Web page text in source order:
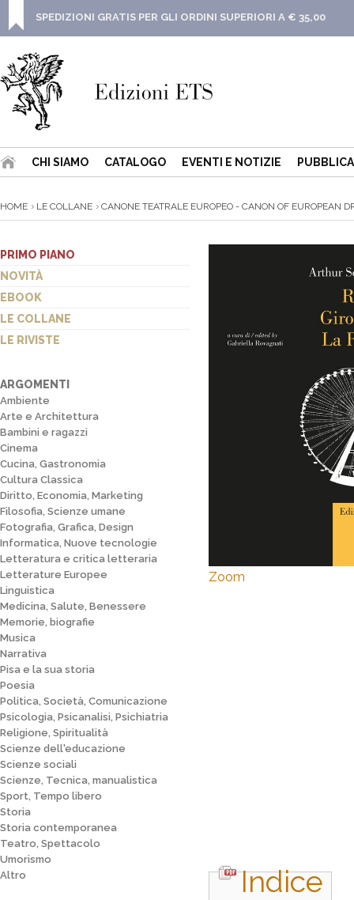
SPEDIZIONI GRATIS PER GLI ORDINI SUPERIORI A € 35,00
CHI SIAMO CATALOGO EVENTI E NOTIZIE
HOME LE COLLANE CANONE TEATRALE EUROPEO - CANON OF EUROPEAN
PRIMO PIANO
NOVITÀ
EBOOK
LE COLLANE
LE RIVISTE
ARGOMENTI
Ambiente
Arte e Architettura
Bambini e ragazzi
Cinema
Cucina, Gastronomia
Cultura Classica
Diritto, Economia, Marketing
Filosofia, Scienze umane
Fotografia, Grafica, Design
Informatica, Nuove tecnologie
Letteratura e critica letteraria
Letterature Europee
Linguistica
Medicina, Salute, Benessere
Memorie, biografie
Musica
Narrativa
Pisa e la sua storia
Poesia
Politica, Società, Comunicazione
Psicologia, Psicanalisi, Psichiatria
Religione, Spiritualità
Scienze dell'educazione
Scienze sociali
Scienze, Tecnica, manualistica
Sport, Tempo libero
Storia
Storia contemporanea
Teatro, Spettacolo
Umorismo
Altro
Zoom
Indice